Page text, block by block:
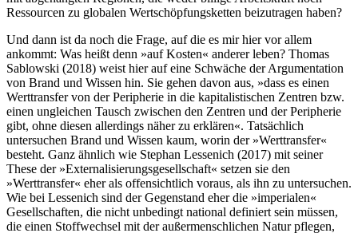
Ressourcen zu globalen Wertschöpfungsketten beizutragen haben?
Und dann ist da noch die Frage, auf die es mir hier vor allem
ankommt: Was heißt denn »auf Kosten« anderer leben? Thomas
Sablowski (2018) weist hier auf eine Schwäche der Argumentation
von Brand und Wissen hin. Sie gehen davon aus, »dass es einen
Werttransfer von der Peripherie in die kapitalistischen Zentren bzw.
einen ungleichen Tausch zwischen den Zentren und der Peripherie
gibt, ohne diesen allerdings näher zu erklären«. Tatsächlich
untersuchen Brand und Wissen kaum, worin der »Werttransfer«
besteht. Ganz ähnlich wie Stephan Lessenich (2017) mit seiner
These der »Externalisierungsgesellschaft« setzen sie den
»Werttransfer« eher als offensichtlich voraus, als ihn zu untersuchen.
Wie bei Lessenich sind der Gegenstand eher die »imperialen«
Gesellschaften, die nicht unbedingt national definiert sein müssen,
die einen Stoffwechsel mit der außermenschlichen Natur pflegen,